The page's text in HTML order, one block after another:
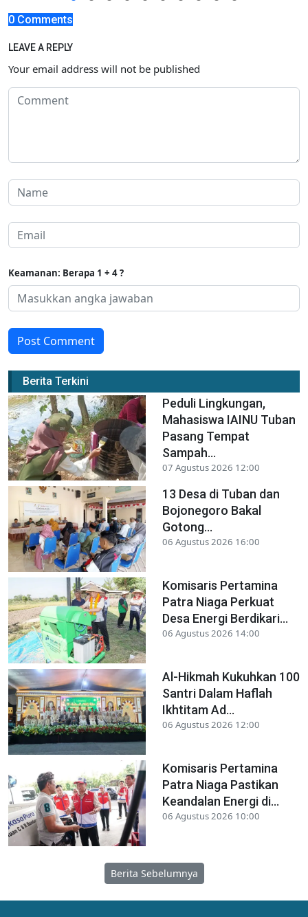
0 Comments
LEAVE A REPLY
Your email address will not be published
Keamanan: Berapa 1 + 4 ?
Post Comment
Berita Terkini
Peduli Lingkungan,
Mahasiswa IAINU Tuban
Pasang Tempat
Sampah...
07 Agustus 2026 12:00
13 Desa di Tuban dan
Bojonegoro Bakal
Gotong...
06 Agustus 2026 16:00
Komisaris Pertamina
Patra Niaga Perkuat
Desa Energi Berdikari...
06 Agustus 2026 14:00
Al-Hikmah Kukuhkan 100
Santri Dalam Haflah
Ikhtitam Ad...
06 Agustus 2026 12:00
Komisaris Pertamina
Patra Niaga Pastikan
Keandalan Energi di...
06 Agustus 2026 10:00
Berita Sebelumnya